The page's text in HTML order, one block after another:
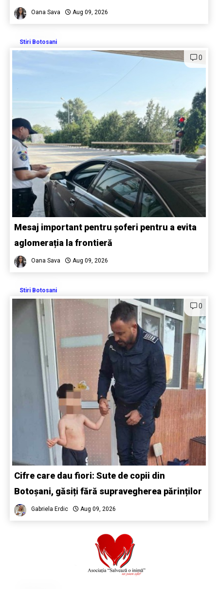
Oana Sava Aug 09, 2026
Stiri Botosani
0
Mesaj important pentru șoferi pentru a evita
aglomerația la frontieră
Oana Sava Aug 09, 2026
Stiri Botosani
0
Cifre care dau fiori: Sute de copii din
Botoșani, găsiți fără supravegherea părinților
Gabriela Erdic Aug 09, 2026